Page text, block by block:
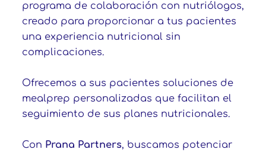
programa de colaboración con nutriólogos,
creado para proporcionar a tus pacientes
una experiencia nutricional sin
complicaciones.
Ofrecemos a sus pacientes soluciones de
mealprep personalizadas que facilitan el
seguimiento de sus planes nutricionales.
Con Prana Partners, buscamos potenciar